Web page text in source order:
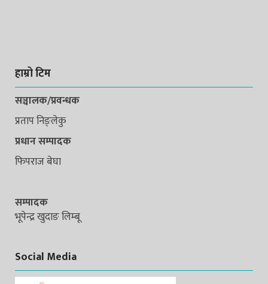
हाम्रो टिम
सञ्चालक/प्रवन्धक
प्रताप निङ्लेकु
प्रधान सम्पादक
फिपराज बेघा
सम्पादक
भूपेन्द्र खुदाङ लिम्बू
Social Media